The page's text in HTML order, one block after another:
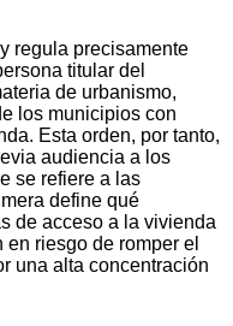
regula precisamente
titular del
de urbanismo,
los municipios con
Esta orden, por tanto,
audiencia a los
se refiere a las
define qué
de acceso a la vivienda
riesgo de romper el
una alta concentración